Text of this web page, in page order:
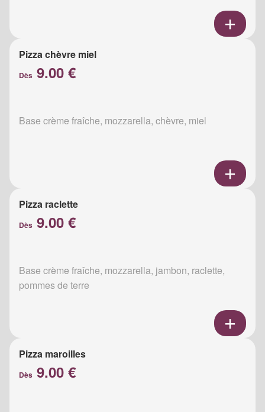
Pizza chèvre miel
Dès 9.00 €
Base crème fraîche, mozzarella, chèvre, miel
Pizza raclette
Dès 9.00 €
Base crème fraîche, mozzarella, jambon, raclette,
pommes de terre
Pizza maroilles
Dès 9.00 €